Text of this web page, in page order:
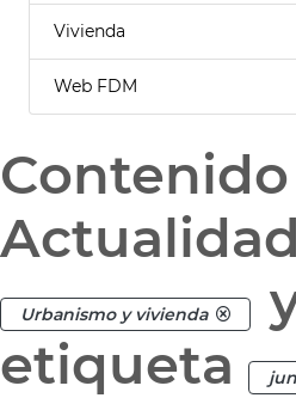
Vivienda
Web FDM
Actualidad
Urbanismo y vivienda
etiqueta